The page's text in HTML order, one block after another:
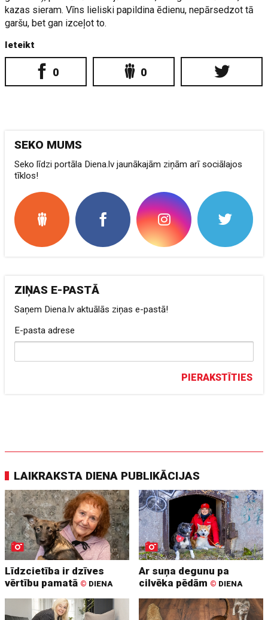
kazas sieram. Vīns lieliski papildina ēdienu, nepārsedzot tā
garšu, bet gan izceļot to.
Ieteikt
0 0
SEKO MUMS
Seko līdzi portāla Diena.lv jaunākajām ziņām arī sociālajos
tīklos!
ZIŅAS E-PASTĀ
Saņem Diena.lv aktuālās ziņas e-pastā!
E-pasta adrese
PIERAKSTĪTIES
LAIKRAKSTA DIENA PUBLIKĀCIJAS
Līdzcietība ir dzīves
vērtību pamatā © DIENA
Ar suņa degunu pa
cilvēka pēdām © DIENA